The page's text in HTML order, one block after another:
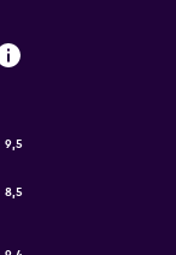
9,5
8,5